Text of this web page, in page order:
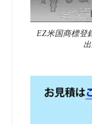
EZ米国商標